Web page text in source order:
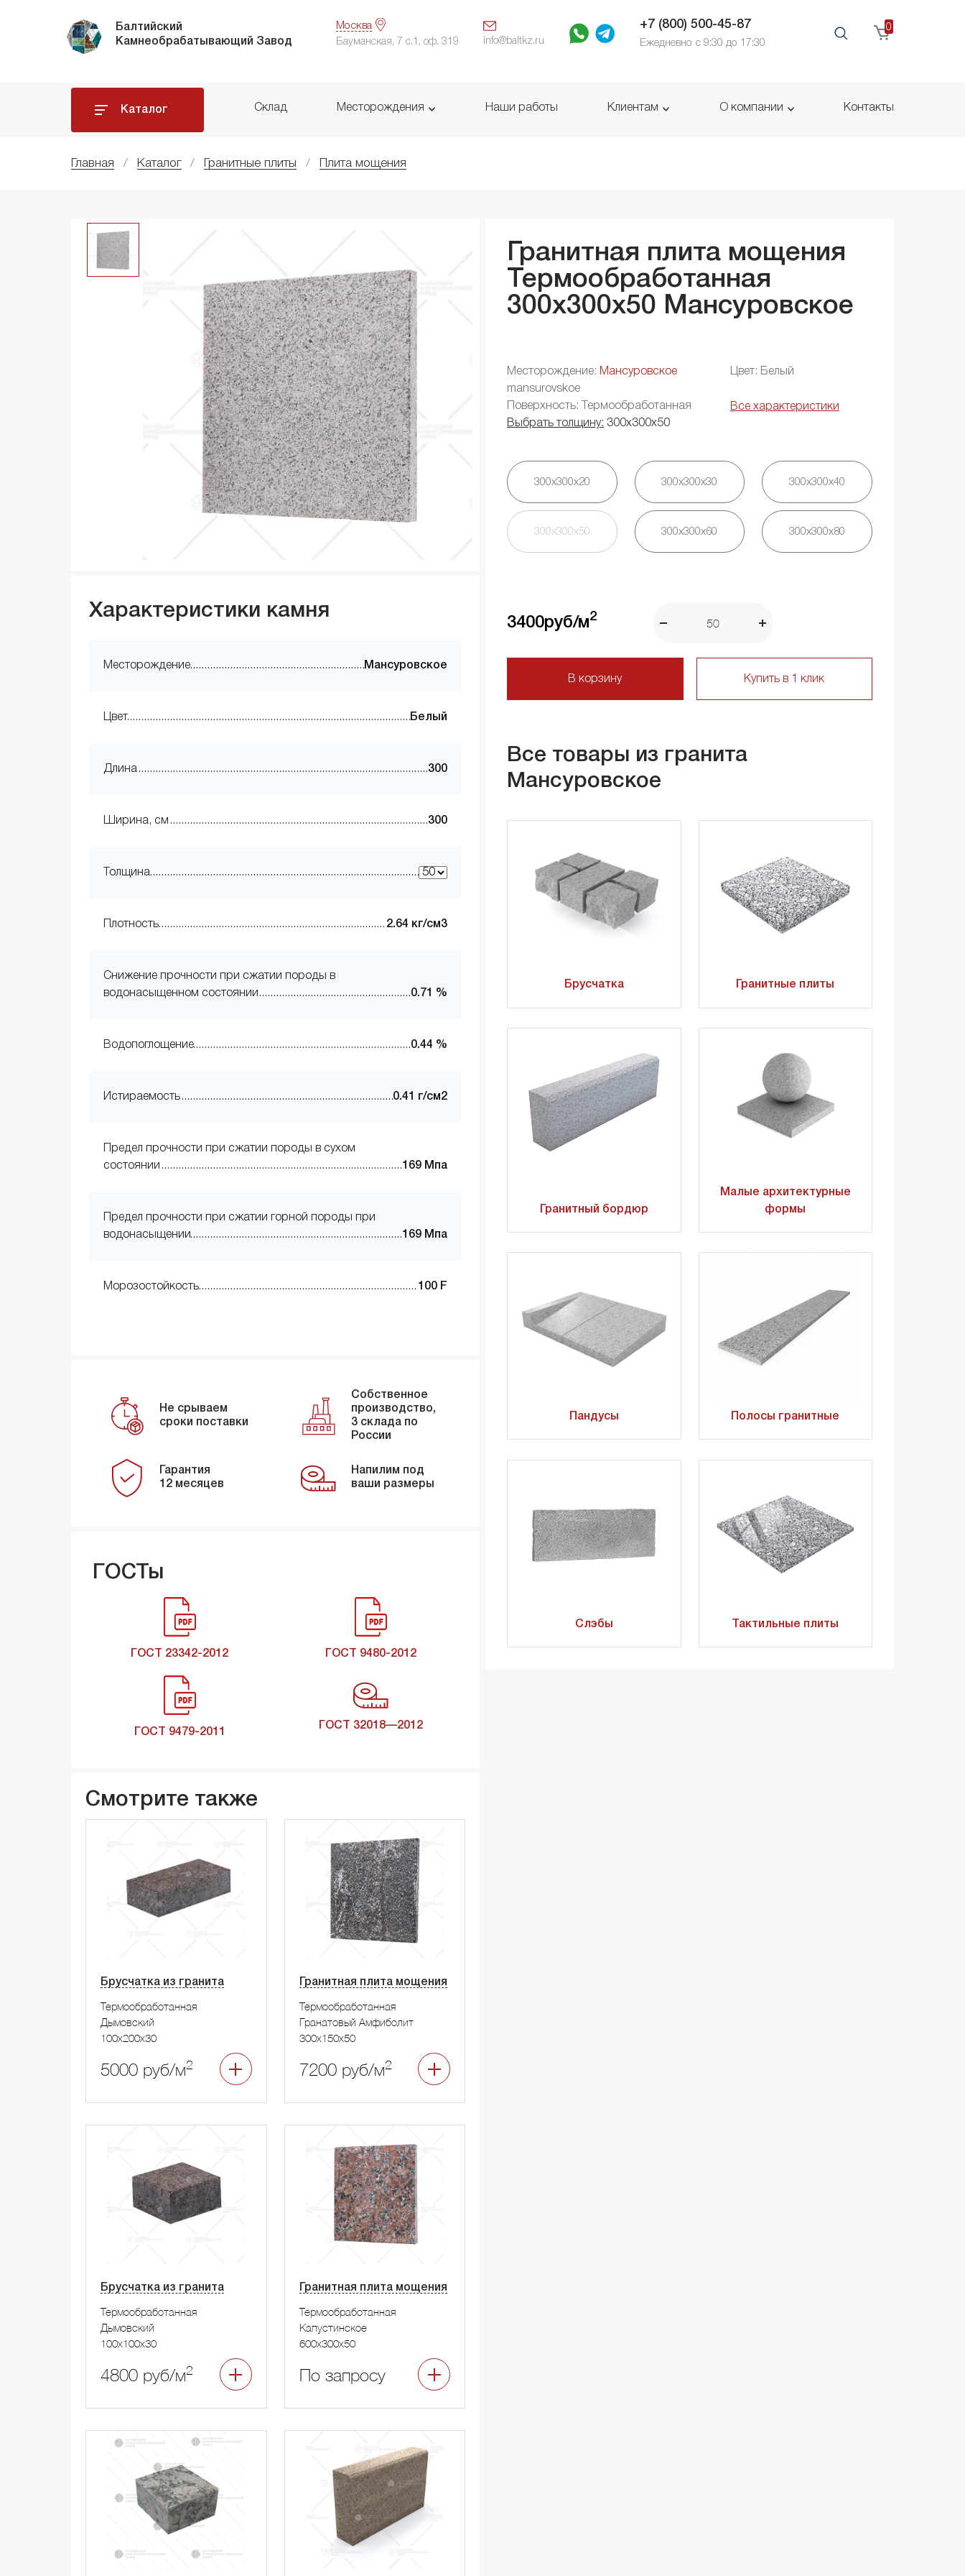
Балтийский
Камнеобрабатывающий Завод
Москва
Бауманская, 7 с.1, оф. 319 info@baltkz.ru
+7 (800) 500-45-87
Ежедневно с 9:30 до 17:30
0
Каталог Склад Месторождения Наши работы Клиентам О компании Контакты
Главная Каталог Гранитные плиты Плита мощения
Гранитная плита мощения
Термообработанная
300x300x50 Мансуровское
Месторождение: Мансуровское
mansurovskoe
Цвет: Белый
Поверхность: Термообработанная
Все характеристики
Выбрать толщину: 300х300х50
300х300х20 300х300х30 300х300х40
300х300х50 300х300х60 300х300х80
3400руб/м2
В корзину Купить в 1 клик
Все товары из гранита
Мансуровское
Брусчатка Гранитные плиты
Гранитный бордюр
Малые архитектурные
формы
Пандусы Полосы гранитные
Слэбы Тактильные плиты
Характеристики камня
Месторождение Мансуровское
Цвет Белый
Длина 300
Ширина, см 300
Толщина
Плотность 2.64 кг/см3
Снижение прочности при сжатии породы в
водонасыщенном состоянии
0.71 %
Водопоглощение 0.44 %
Истираемость 0.41 г/см2
Предел прочности при сжатии породы в сухом
состоянии
169 Мпа
Предел прочности при сжатии горной породы при
водонасыщении
169 Мпа
Морозостойкость 100 F
Не срываем
сроки поставки
Собственное
производство,
3 склада по
России
Гарантия
12 месяцев
Напилим под
ваши размеры
ГОСТы
ГОСТ 23342-2012 ГОСТ 9480-2012
ГОСТ 9479-2011
ГОСТ 32018—2012
Смотрите также
Брусчатка из гранита
Термообработанная
Дымовский
100x200x30
5000 руб/м2
Гранитная плита мощения
Термообработанная
Гранатовый Амфиболит
300x150x50
7200 руб/м2
Брусчатка из гранита
Термообработанная
Дымовский
100x100x30
4800 руб/м2
Гранитная плита мощения
Термообработанная
Капустинское
600x300x50
По запросу